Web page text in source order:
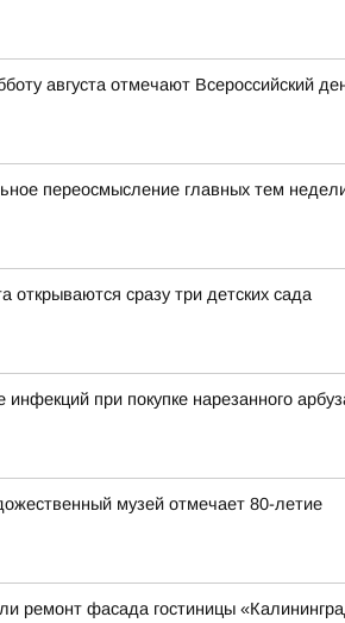
августа отмечают Всероссийский
переосмысление главных тем
открываются сразу три детских сада
при покупке нарезанного
музей отмечает 80-летие
ремонт фасада гостиницы